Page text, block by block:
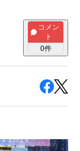
コメン
ト
0件